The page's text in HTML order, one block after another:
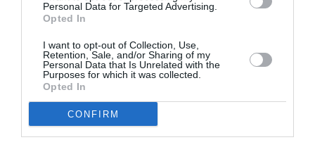
Personal Data for Targeted Advertising.
Opted In
I want to opt-out of Collection, Use,
Retention, Sale, and/or Sharing of my
Personal Data that Is Unrelated with the
Purposes for which it was collected.
Opted In
CONFIRM